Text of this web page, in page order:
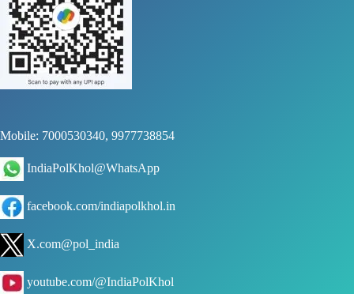
Mobile: 7000530340, 9977738854
IndiaPolKhol@WhatsApp
facebook.com/indiapolkhol.in
X.com@pol_india
youtube.com/@IndiaPolKhol